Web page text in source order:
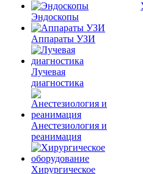
Эндоскопы
Аппараты УЗИ
Лучевая
диагностика
Анестезиология и
реанимация
Хирургическое